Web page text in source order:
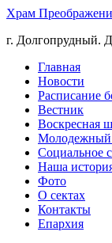
Храм
г. Долгопрудный.
Главная
Новости
Расписание
Вестник
Воскресная
Молодежный
Социальное
Наша
Фото
О сектах
Контакты
Епархия